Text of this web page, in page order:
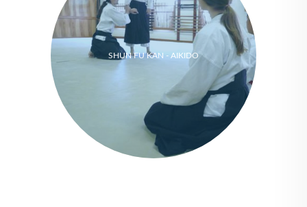
SHUN FU KAN - AIKIDO